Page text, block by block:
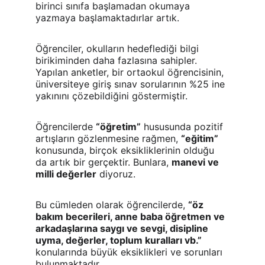
birinci sınıfa başlamadan okumaya
yazmaya başlamaktadırlar artık.
Öğrenciler, okulların hedeflediği bilgi
birikiminden daha fazlasına sahipler.
Yapılan anketler, bir ortaokul öğrencisinin,
üniversiteye giriş sınav sorularının %25 ine
yakınını çözebildiğini göstermiştir.
Öğrencilerde “öğretim” hususunda pozitif
artışların gözlenmesine rağmen, “eğitim”
konusunda, birçok eksikliklerinin olduğu
da artık bir gerçektir. Bunlara, manevi ve
milli değerler diyoruz.
Bu cümleden olarak öğrencilerde, “öz
bakım becerileri, anne baba öğretmen ve
arkadaşlarına saygı ve sevgi, disipline
uyma, değerler, toplum kuralları vb.”
konularında büyük eksiklikleri ve sorunları